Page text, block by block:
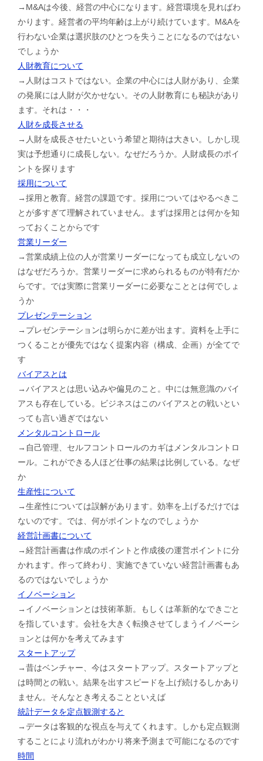
→M&Aは今後、経営の中心になります。経営環境を見ればわ
かります。経営者の平均年齢は上がり続けています。M&Aを
行わない企業は選択肢のひとつを失うことになるのではない
でしょうか
人財教育について
→人財はコストではない。企業の中心には人財があり、企業
の発展には人財が欠かせない。その人財教育にも秘訣があり
ます。それは・・・
人財を成長させる
→人財を成長させたいという希望と期待は大きい。しかし現
実は予想通りに成長しない。なぜだろうか。人財成長のポイ
ントを探ります
採用について
→採用と教育。経営の課題です。採用についてはやるべきこ
とが多すぎて理解されていません。まずは採用とは何かを知
っておくことからです
営業リーダー
→営業成績上位の人が営業リーダーになっても成立しないの
はなぜだろうか。営業リーダーに求められるものが特有だか
らです。では実際に営業リーダーに必要なこととは何でしょ
うか
プレゼンテーション
→プレゼンテーションは明らかに差が出ます。資料を上手に
つくることが優先ではなく提案内容（構成、企画）が全てで
す
バイアスとは
→バイアスとは思い込みや偏見のこと。中には無意識のバイ
アスも存在している。ビジネスはこのバイアスとの戦いとい
っても言い過ぎではない
メンタルコントロール
→自己管理、セルフコントロールのカギはメンタルコントロ
ール。これができる人ほど仕事の結果は比例している。なぜ
か
生産性について
→生産性については誤解があります。効率を上げるだけでは
ないのです。では、何がポイントなのでしょうか
経営計画書について
→経営計画書は作成のポイントと作成後の運営ポイントに分
かれます。作って終わり、実施できていない経営計画書もあ
るのではないでしょうか
イノベーション
→イノベーションとは技術革新。もしくは革新的なできごと
を指しています。会社を大きく転換させてしまうイノベーシ
ョンとは何かを考えてみます
スタートアップ
→昔はベンチャー、今はスタートアップ。スタートアップと
は時間との戦い。結果を出すスピードを上げ続けるしかあり
ません。そんなとき考えることといえば
統計データを定点観測すると
→データは客観的な視点を与えてくれます。しかも定点観測
することにより流れがわかり将来予測まで可能になるのです
時間